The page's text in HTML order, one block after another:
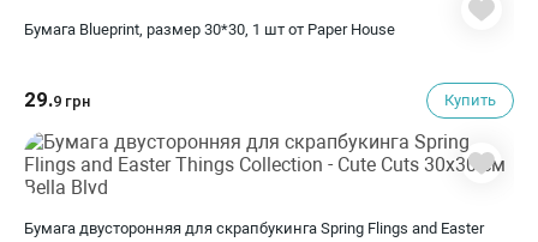
Бумага Blueprint, размер 30*30, 1 шт от Paper House
29.9 грн Купить
Бумага двусторонняя для скрапбукинга Spring Flings and Easter